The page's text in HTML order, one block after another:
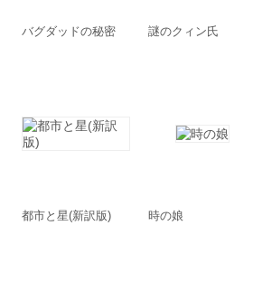
バグダッドの秘密 謎のクィン氏
都市と星(新訳版) 時の娘